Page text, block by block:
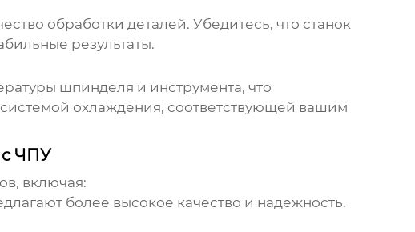
обработки деталей. Убедитесь, что станок
результаты.
шпинделя и инструмента, что
охлаждения, соответствующей вашим
с ЧПУ
включая:
более высокое качество и надежность.